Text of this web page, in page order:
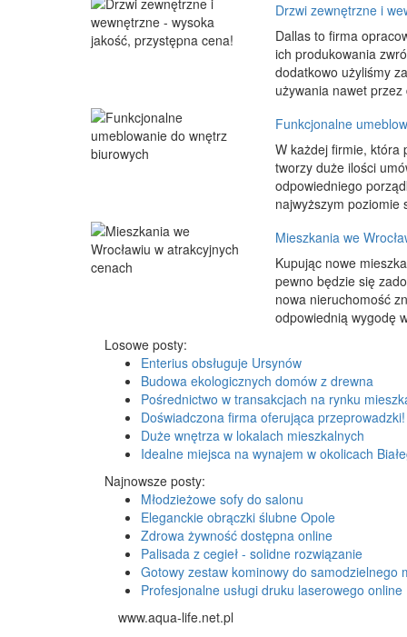
Drzwi zewnętrzne i
Dallas to firma
ich produkowania
dodatkowo użyliśmy
używania nawet
Funkcjonalne
W każdej firmie, która
tworzy duże ilości
odpowiedniego
najwyższym poziomie
Mieszkania we
Kupując nowe
pewno będzie się
nowa nieruchomość
odpowiednią wygodę
Losowe posty:
Enterius obsługuje Ursynów
Budowa ekologicznych domów z drewna
Pośrednictwo w transakcjach na rynku
Doświadczona firma oferująca
Duże wnętrza w lokalach mieszkalnych
Idealne miejsca na wynajem w okolicach
Najnowsze posty:
Młodzieżowe sofy do salonu
Eleganckie obrączki ślubne Opole
Zdrowa żywność dostępna online
Palisada z cegieł - solidne rozwiązanie
Gotowy zestaw kominowy do samodzielnego
Profesjonalne usługi druku laserowego online
www.aqua-life.net.pl